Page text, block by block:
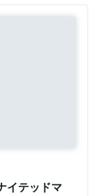
イテッドマ